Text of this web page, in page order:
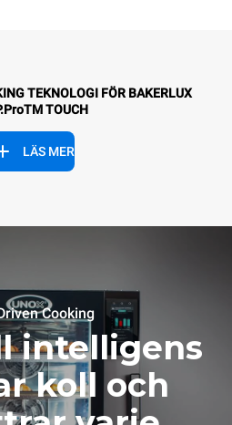
TEKNOLOGI FÖR BAKERLUX
TOUCH
LÄS MER
Cooking
intelligens
koll och